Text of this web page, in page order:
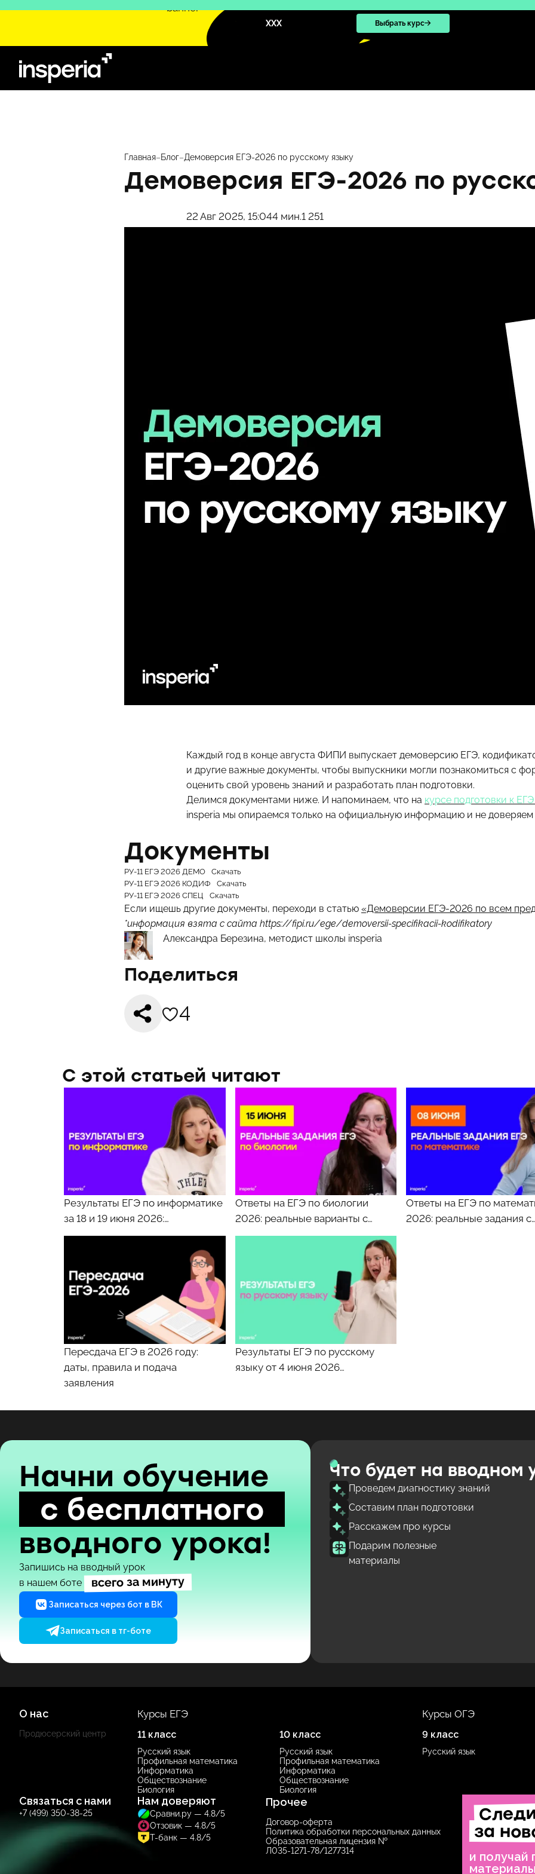
XXX Выбрать курс
Главная–Блог–Демоверсия ЕГЭ-2026 по русскому языку
Демоверсия ЕГЭ-2026 по
22 Авг 2025, 15:044 мин.1 251
Каждый год в конце августа ФИПИ выпускает демоверсию ЕГЭ,
и другие важные документы, чтобы выпускники могли познакомиться с
оценить свой уровень знаний и разработать план подготовки.
Делимся документами ниже. И напоминаем, что на курсе подготовки к
insperia мы опираемся только на официальную информацию и не доверяем
Документы
РУ-11 ЕГЭ 2026 ДЕМО
Скачать
РУ-11 ЕГЭ 2026 КОДИФ
Скачать
РУ-11 ЕГЭ 2026 СПЕЦ
Скачать
Если ищешь другие документы, переходи в статью «Демоверсии ЕГЭ-2026 по всем
*информация взята с сайта https://fipi.ru/ege/demoversii-specifikacii-kodifikatory
Александра Березина, методист школы insperia
Поделиться
4
С этой статьей читают
Результаты ЕГЭ по информатике
за 18 и 19 июня 2026:…
Ответы на ЕГЭ по биологии
2026: реальные варианты с…
Ответы на ЕГЭ по
2026: реальные задания с…
Пересдача ЕГЭ в 2026 году:
даты, правила и подача
заявления
Результаты ЕГЭ по русскому
языку от 4 июня 2026…
Начни обучение
с бесплатного
вводного урока!
Запишись на вводный урок
в нашем боте
всего за минуту
Записаться через бот в ВК
Записаться в тг-боте
Что будет на вводном
Проведем диагностику знаний
Составим план подготовки
Расскажем про курсы
Подарим полезные
материалы
О нас
Продюсерский центр
Курсы ЕГЭ
11 класс
Русский язык
Профильная математика
Информатика
Обществознание
Биология
10 класс
Русский язык
Профильная математика
Информатика
Обществознание
Биология
Курсы ОГЭ
9 класс
Русский язык
Нам доверяют
Сравни.ру — 4.8/5
Отзовик — 4.8/5
Т-банк — 4.8/5
Связаться с нами
+7 (499) 350-38-25
Прочее
Договор-оферта
Политика обработки персональных данных
Образовательная лицензия №
Л035‑1271‑78/1277314
за
и получай
материалы